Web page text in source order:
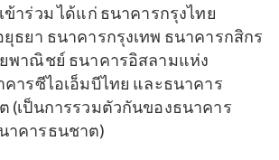
ข้าร่วม ได้แก่ ธนาคารกรุงไทย
ธยา ธนาคารกรุงเทพ ธนาคารกสิกร
พาณิชย์ ธนาคารอิสลามแห่ง
คารซีไอเอ็มบีไทย และธนาคาร
(เป็นการรวมตัวกันของธนาคาร
าคารธนชาต)